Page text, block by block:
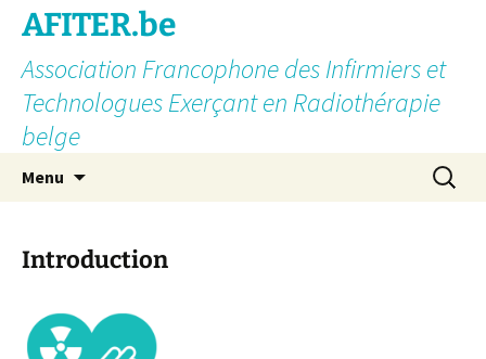
AFITER.be
Association Francophone des Infirmiers et
Technologues Exerçant en Radiothérapie
belge
Menu
Introduction